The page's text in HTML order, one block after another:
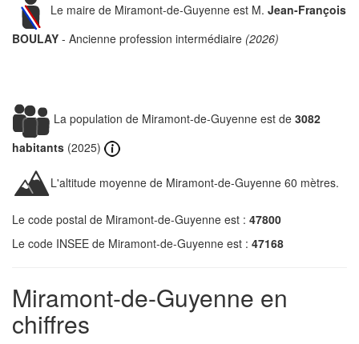
Le maire de Miramont-de-Guyenne est M. Jean-François
BOULAY - Ancienne profession intermédiaire (2026)
La population de Miramont-de-Guyenne est de 3082
habitants (2025)
L'altitude moyenne de Miramont-de-Guyenne 60 mètres.
Le code postal de Miramont-de-Guyenne est : 47800
Le code INSEE de Miramont-de-Guyenne est : 47168
Miramont-de-Guyenne en
chiffres